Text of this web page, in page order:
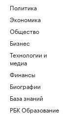
Политика
Экономика
Общество
Бизнес
Технологии и
медиа
Финансы
Биографии
База знаний
РБК Образование